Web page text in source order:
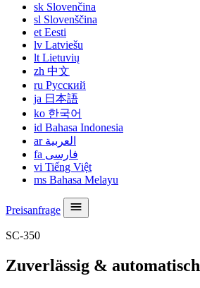
sk Slovenčina
sl Slovenščina
et Eesti
lv Latviešu
lt Lietuvių
zh 中文
ru Русский
ja 日本語
ko 한국어
id Bahasa Indonesia
ar العربية
fa فارسی
vi Tiếng Việt
ms Bahasa Melayu
Preisanfrage
SC-350
Zuverlässig & automatisch